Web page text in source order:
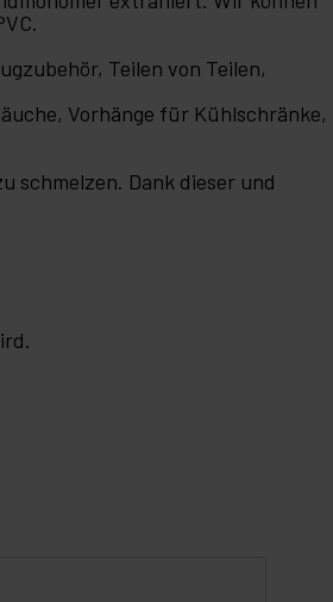
Teilen von Teilen,
Vorhänge für Kühlschränke,
schmelzen. Dank dieser und